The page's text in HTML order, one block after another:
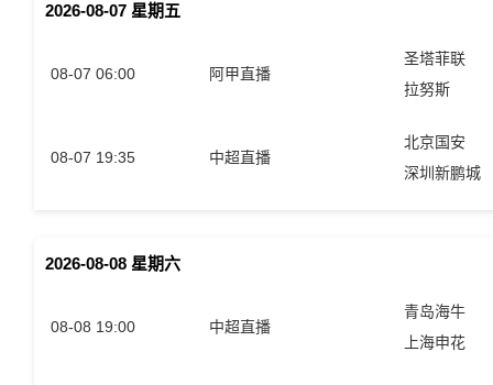
2026-08-07 星期五
08-07 06:00 阿甲直播
圣塔菲联
拉努斯
08-07 19:35 中超直播
北京国安
深圳新鹏城
2026-08-08 星期六
08-08 19:00 中超直播
青岛海牛
上海申花